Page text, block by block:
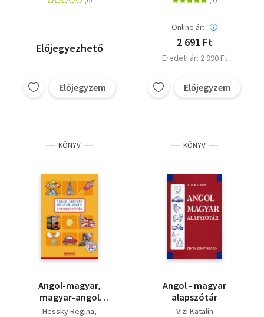
Előjegyezhető
Előjegyzem
Online ár:
2 691 Ft
Eredeti ár: 2 990 Ft
Előjegyzem
KÖNYV
Angol-magyar,
magyar-angol
gyerekszótár
Hessky Regina
KÖNYV
Angol - magyar
alapszótár
Vizi Katalin